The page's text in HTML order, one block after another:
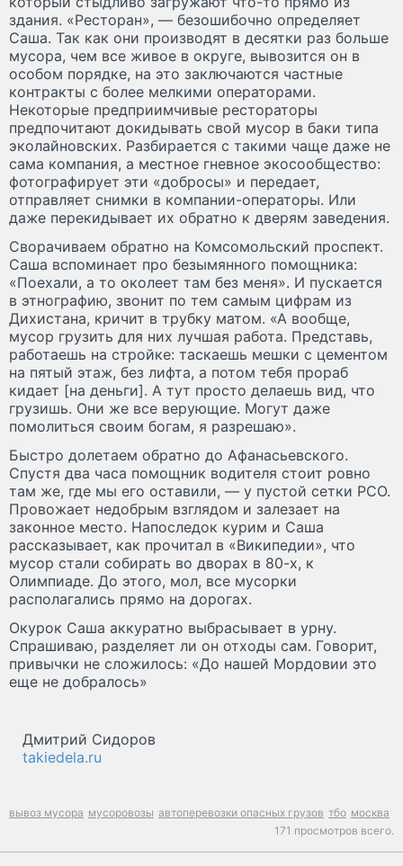
здания. «Ресторан», — безошибочно определяет
Саша. Так как они производят в десятки раз больше
мусора, чем все живое в округе, вывозится он в
особом порядке, на это заключаются частные
контракты с более мелкими операторами.
Некоторые предприимчивые рестораторы
предпочитают докидывать свой мусор в баки типа
эколайновских. Разбирается с такими чаще даже не
сама компания, а местное гневное экосообщество:
фотографирует эти «добросы» и передает,
отправляет снимки в компании-операторы. Или
даже перекидывает их обратно к дверям заведения.
Сворачиваем обратно на Комсомольский проспект.
Саша вспоминает про безымянного помощника:
«Поехали, а то околеет там без меня». И пускается
в этнографию, звонит по тем самым цифрам из
Дихистана, кричит в трубку матом. «А вообще,
мусор грузить для них лучшая работа. Представь,
работаешь на стройке: таскаешь мешки с цементом
на пятый этаж, без лифта, а потом тебя прораб
кидает [на деньги]. А тут просто делаешь вид, что
грузишь. Они же все верующие. Могут даже
помолиться своим богам, я разрешаю».
Быстро долетаем обратно до Афанасьевского.
Спустя два часа помощник водителя стоит ровно
там же, где мы его оставили, — у пустой сетки РСО.
Провожает недобрым взглядом и залезает на
законное место. Напоследок курим и Саша
рассказывает, как прочитал в «Википедии», что
мусор стали собирать во дворах в 80-х, к
Олимпиаде. До этого, мол, все мусорки
располагались прямо на дорогах.
Окурок Саша аккуратно выбрасывает в урну.
Спрашиваю, разделяет ли он отходы сам. Говорит,
привычки не сложилось: «До нашей Мордовии это
еще не добралось»
Дмитрий Сидоров
takiedela.ru
вывоз мусора мусоровозы автоперевозки опасных грузов тбо москва
171 просмотров всего.